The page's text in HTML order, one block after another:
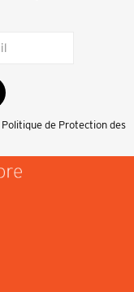
Politique de Protection des